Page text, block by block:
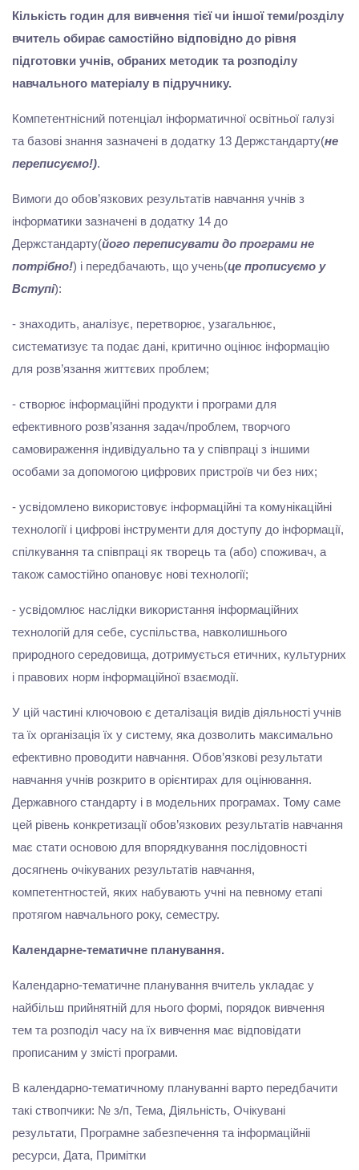
Кількість годин для вивчення тієї чи іншої теми/розділу
вчитель обирає самостійно відповідно до рівня
підготовки учнів, обраних методик та розподілу
навчального матеріалу в підручнику.
Компетентнісний потенціал інформатичної освітньої галузі
та базові знання зазначені в додатку 13 Держстандарту(не
переписуємо!).
Вимоги до обов’язкових результатів навчання учнів з
інформатики зазначені в додатку 14 до
Держстандарту(його переписувати до програми не
потрібно!) і передбачають, що учень(це прописуємо у
Вступі):
- знаходить, аналізує, перетворює, узагальнює,
систематизує та подає дані, критично оцінює інформацію
для розв’язання життєвих проблем;
- створює інформаційні продукти і програми для
ефективного розв’язання задач/проблем, творчого
самовираження індивідуально та у співпраці з іншими
особами за допомогою цифрових пристроїв чи без них;
- усвідомлено використовує інформаційні та комунікаційні
технології і цифрові інструменти для доступу до інформації,
спілкування та співпраці як творець та (або) споживач, а
також самостійно опановує нові технології;
- усвідомлює наслідки використання інформаційних
технологій для себе, суспільства, навколишнього
природного середовища, дотримується етичних, культурних
і правових норм інформаційної взаємодії.
У цій частині ключовою є деталізація видів діяльності учнів
та їх організація їх у систему, яка дозволить максимально
ефективно проводити навчання. Обов’язкові результати
навчання учнів розкрито в орієнтирах для оцінювання.
Державного стандарту і в модельних програмах. Тому саме
цей рівень конкретизації обов’язкових результатів навчання
має стати основою для впорядкування послідовності
досягнень очікуваних результатів навчання,
компетентностей, яких набувають учні на певному етапі
протягом навчального року, семестру.
Календарне-тематичне планування.
Календарно-тематичне планування вчитель укладає у
найбільш прийнятній для нього формі, порядок вивчення
тем та розподіл часу на їх вивчення має відповідати
прописаним у змісті програми.
В календарно-тематичному плануванні варто передбачити
такі ствопчики: № з/п, Тема, Діяльність, Очікувані
результати, Програмне забезпечення та інформаційніі
ресурси, Дата, Примітки